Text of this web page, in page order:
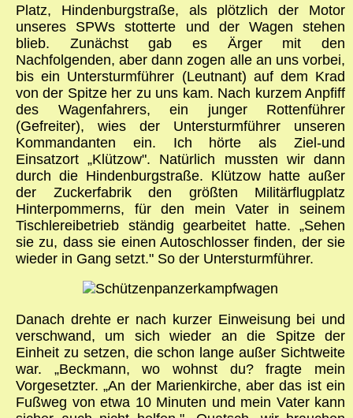
Platz, Hindenburgstraße, als plötzlich der Motor
unseres SPWs stotterte und der Wagen stehen
blieb. Zunächst gab es Ärger mit den
Nachfolgenden, aber dann zogen alle an uns vorbei,
bis ein Untersturmführer (Leutnant) auf dem Krad
von der Spitze her zu uns kam. Nach kurzem Anpfiff
des Wagenfahrers, ein junger Rottenführer
(Gefreiter), wies der Untersturmführer unseren
Kommandanten ein. Ich hörte als Ziel-und
Einsatzort „Klützow". Natürlich mussten wir dann
durch die Hindenburgstraße. Klützow hatte außer
der Zuckerfabrik den größten Militärflugplatz
Hinterpommerns, für den mein Vater in seinem
Tischlereibetrieb ständig gearbeitet hatte. „Sehen
sie zu, dass sie einen Autoschlosser finden, der sie
wieder in Gang setzt." So der Untersturmführer.
Danach drehte er nach kurzer Einweisung bei und
verschwand, um sich wieder an die Spitze der
Einheit zu setzen, die schon lange außer Sichtweite
war. „Beckmann, wo wohnst du? fragte mein
Vorgesetzter. „An der Marienkirche, aber das ist ein
Fußweg von etwa 10 Minuten und mein Vater kann